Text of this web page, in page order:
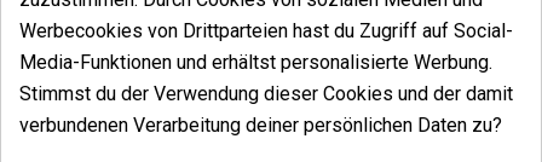
Werbecookies von Drittparteien hast du Zugriff auf Social-
Media-Funktionen und erhältst personalisierte Werbung.
Stimmst du der Verwendung dieser Cookies und der damit
verbundenen Verarbeitung deiner persönlichen Daten zu?